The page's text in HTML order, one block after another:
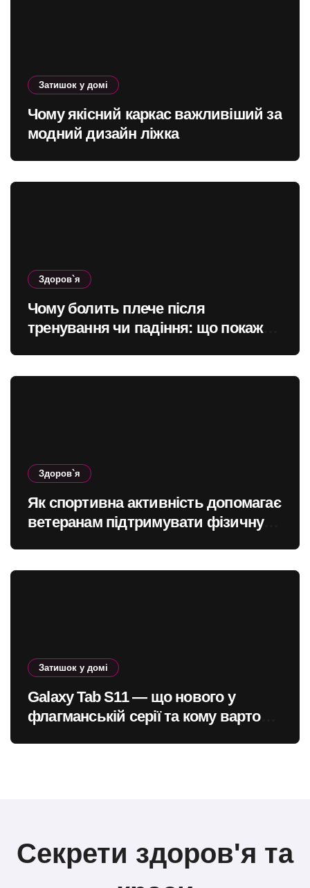
Затишок у домі
Чому якісний каркас важливіший за
модний дизайн ліжка
Здоров`я
Чому болить плече після
тренування чи падіння: що покаже
Здоров`я
Як спортивна активність допомагає
ветеранам підтримувати фізичну
Затишок у домі
Galaxy Tab S11 — що нового у
флагманській серії та кому варто
Секрети здоров'я та